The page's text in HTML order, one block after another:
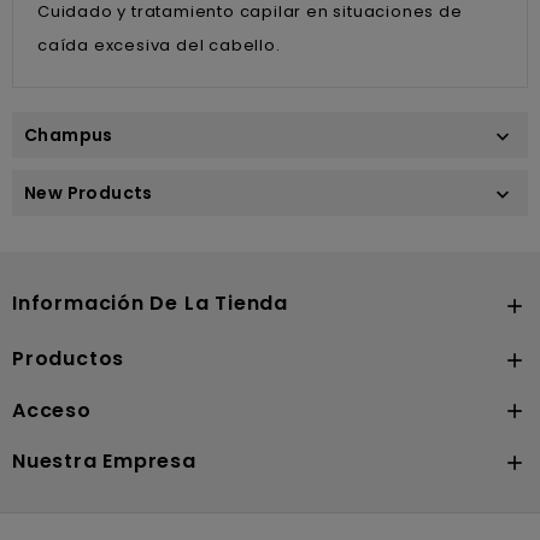
Cuidado y tratamiento capilar en situaciones de
caída excesiva del cabello.
Champus 
New Products 
Información De La Tienda 
Productos 
Acceso 
Nuestra Empresa 